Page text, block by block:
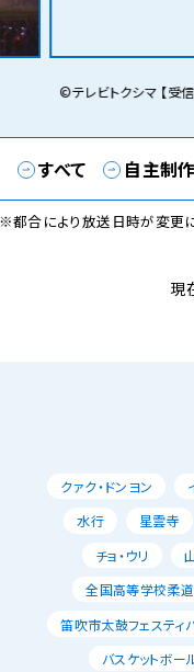
©テレビトクシマ 【受
すべて 自主制
都合により放送日時が変更
現
クァク・ドンヨン
水行
星雲寺
チョ・ウリ
全国高等学校柔
笛吹市太鼓フェスティ
バスケットボー